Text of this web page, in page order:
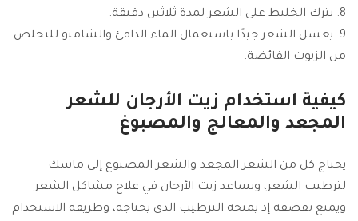
يترك الخليط على الشعر لمدة ثلاثين دقيقة.
يغسل الشعر جيدًا باستعمال الماء الدافئ والشامبو للتخلص
من الزيوت الفائضة.
كيفية استخدام زيت الأرجان للشعر
المجعد والمعالج والمصبوغ
يحتاج كل من الشعر المجعد والشعر المصبوغ إلى ماسك
لترطيب الشعر، ويساعد زيت الأرجان في علاج مشاكل الشعر
ويمنع تقصفه إذ يمنحه الترطيب الذي يحتاجه، وطريقة الاستخدام